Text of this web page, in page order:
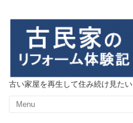
古い家屋を再生して住み続け見たい